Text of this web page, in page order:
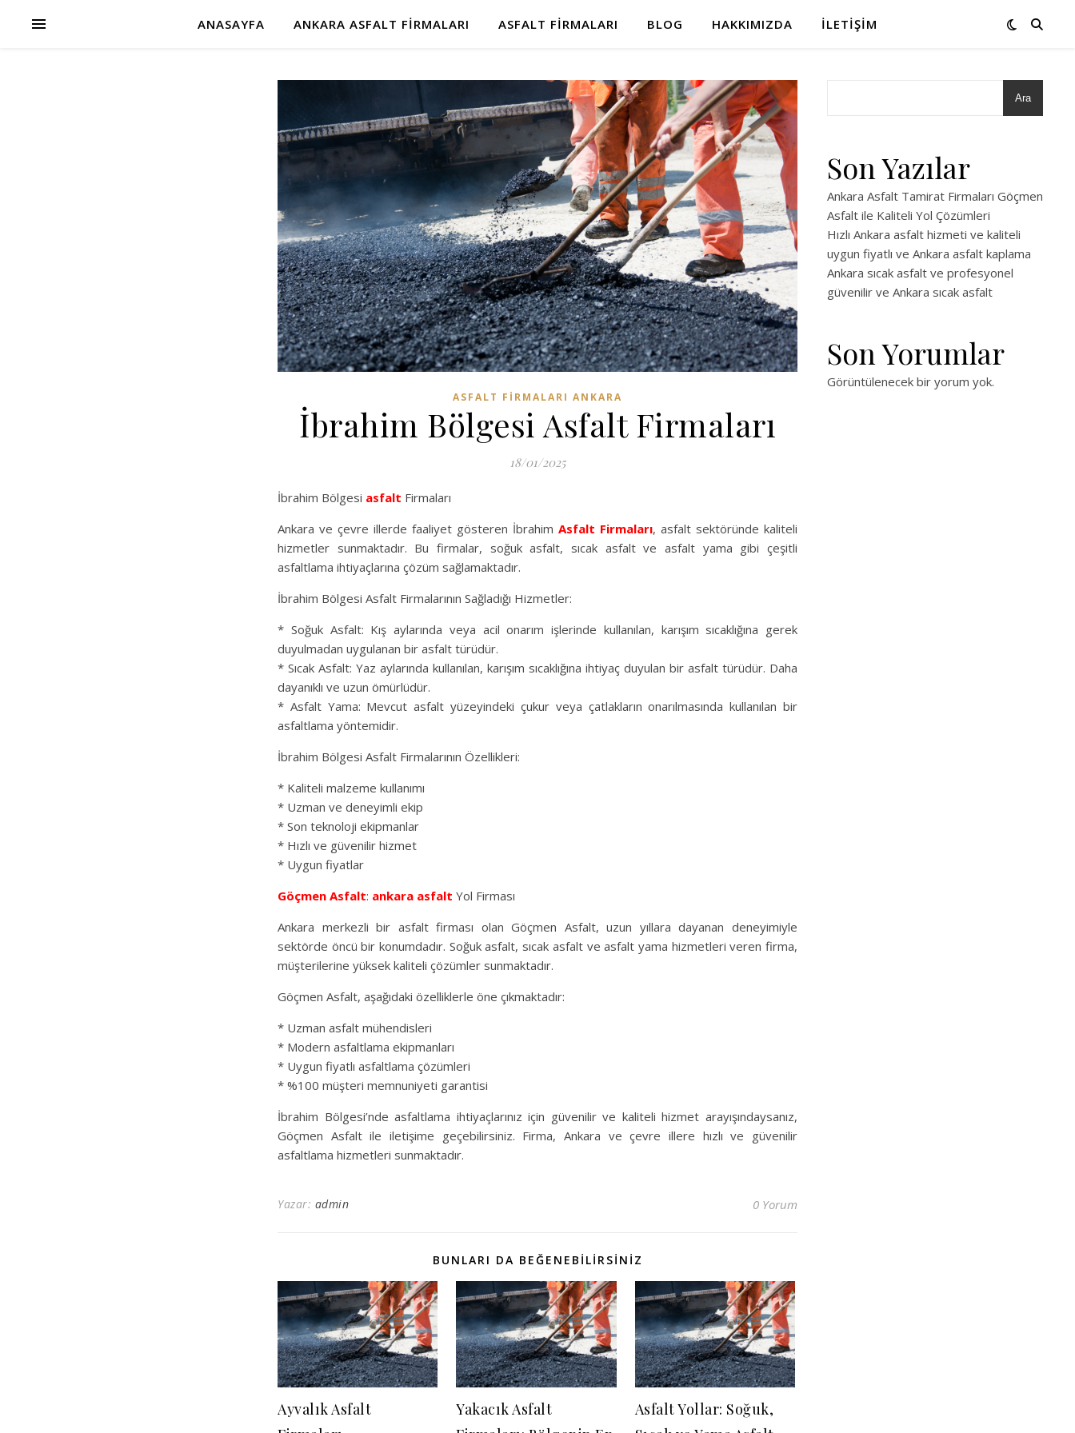
ANASAYFA ANKARA ASFALT FIRMALARI ASFALT FIRMALARI BLOG HAKKIMIZDA İLETIŞIM
ASFALT FIRMALARI ANKARA
İbrahim Bölgesi Asfalt Firmaları
18/01/2025
İbrahim Bölgesi asfalt Firmaları
Ankara ve çevre illerde faaliyet gösteren İbrahim Asfalt Firmaları, asfalt sektöründe kaliteli
hizmetler sunmaktadır. Bu firmalar, soğuk asfalt, sıcak asfalt ve asfalt yama gibi çeşitli
asfaltlama ihtiyaçlarına çözüm sağlamaktadır.
İbrahim Bölgesi Asfalt Firmalarının Sağladığı Hizmetler:
* Soğuk Asfalt: Kış aylarında veya acil onarım işlerinde kullanılan, karışım sıcaklığına gerek
duyulmadan uygulanan bir asfalt türüdür.
* Sıcak Asfalt: Yaz aylarında kullanılan, karışım sıcaklığına ihtiyaç duyulan bir asfalt türüdür. Daha
dayanıklı ve uzun ömürlüdür.
* Asfalt Yama: Mevcut asfalt yüzeyindeki çukur veya çatlakların onarılmasında kullanılan bir
asfaltlama yöntemidir.
İbrahim Bölgesi Asfalt Firmalarının Özellikleri:
* Kaliteli malzeme kullanımı
* Uzman ve deneyimli ekip
* Son teknoloji ekipmanlar
* Hızlı ve güvenilir hizmet
* Uygun fiyatlar
Göçmen Asfalt: ankara asfalt Yol Firması
Ankara merkezli bir asfalt firması olan Göçmen Asfalt, uzun yıllara dayanan deneyimiyle
sektörde öncü bir konumdadır. Soğuk asfalt, sıcak asfalt ve asfalt yama hizmetleri veren firma,
müşterilerine yüksek kaliteli çözümler sunmaktadır.
Göçmen Asfalt, aşağıdaki özelliklerle öne çıkmaktadır:
* Uzman asfalt mühendisleri
* Modern asfaltlama ekipmanları
* Uygun fiyatlı asfaltlama çözümleri
* %100 müşteri memnuniyeti garantisi
İbrahim Bölgesi’nde asfaltlama ihtiyaçlarınız için güvenilir ve kaliteli hizmet arayışındaysanız,
Göçmen Asfalt ile iletişime geçebilirsiniz. Firma, Ankara ve çevre illere hızlı ve güvenilir
asfaltlama hizmetleri sunmaktadır.
Yazar: admin 0 Yorum
BUNLARI DA BEĞENEBILIRSINIZ
Ayvalık Asfalt
Yakacık Asfalt
Asfalt Yollar: Soğuk,
Ara
Son Yazılar
Ankara Asfalt Tamirat Firmaları Göçmen
Asfalt ile Kaliteli Yol Çözümleri
Hızlı Ankara asfalt hizmeti ve kaliteli
uygun fiyatlı ve Ankara asfalt kaplama
Ankara sıcak asfalt ve profesyonel
güvenilir ve Ankara sıcak asfalt
Son Yorumlar
Görüntülenecek bir yorum yok.